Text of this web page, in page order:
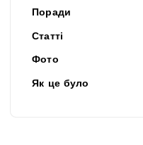
Поради
Статті
Фото
Як це було